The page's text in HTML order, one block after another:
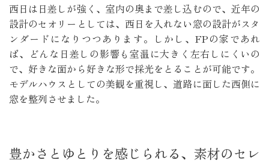
西日は日差しが強く、室内の奥まで差し込むので、近年の
設計のセオリーとしては、西日を入れない窓の設計がスタ
ンダードになりつつあります。しかし、FPの家であれ
ば、どんな日差しの影響も室温に大きく左右しにくいの
で、好きな面から好きな形で採光をとることが可能です。
モデルハウスとしての美観を重視し、道路に面した西側に
窓を整列させました。
豊かさとゆとりを感じられる、素材のセレ